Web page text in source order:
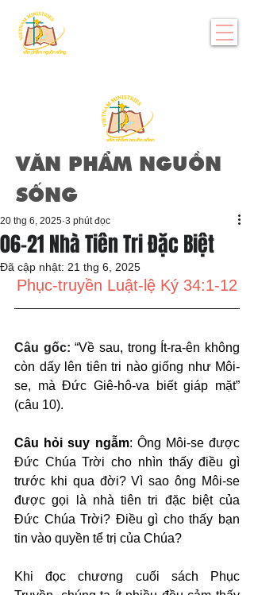
VĂN PHẨM NGUỒN
SỐNG
06-21 Nhà Tiên Tri Đặc Biệt
20 thg 6, 2025 3 phút đọc
Đã cập nhật: 21 thg 6, 2025
Phục-truyền Luật-lệ Ký 34:1-12
Câu gốc: “Về sau, trong Ít-ra-ên không
còn dấy lên tiên tri nào giống như Môi-
se, mà Đức Giê-hô-va biết giáp mặt”
(câu 10).
Câu hỏi suy ngẫm: Ông Môi-se được
Đức Chúa Trời cho nhìn thấy điều gì
trước khi qua đời? Vì sao ông Môi-se
được gọi là nhà tiên tri đặc biệt của
Đức Chúa Trời? Điều gì cho thấy bạn
tin vào quyền tể trị của Chúa?
Khi đọc chương cuối sách Phục